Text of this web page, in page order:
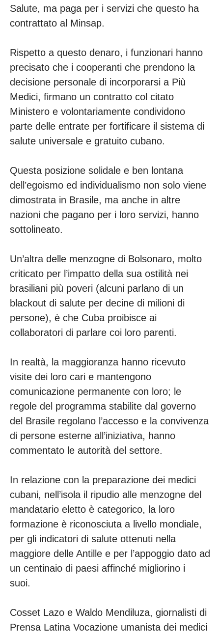
Salute, ma paga per i servizi che questo ha
contrattato al Minsap.
Rispetto a questo denaro, i funzionari hanno
precisato che i cooperanti che prendono la
decisione personale di incorporarsi a Più
Medici, firmano un contratto col citato
Ministero e volontariamente condividono
parte delle entrate per fortificare il sistema di
salute universale e gratuito cubano.
Questa posizione solidale e ben lontana
dell’egoismo ed individualismo non solo viene
dimostrata in Brasile, ma anche in altre
nazioni che pagano per i loro servizi, hanno
sottolineato.
Un’altra delle menzogne di Bolsonaro, molto
criticato per l’impatto della sua ostilità nei
brasiliani più poveri (alcuni parlano di un
blackout di salute per decine di milioni di
persone), è che Cuba proibisce ai
collaboratori di parlare coi loro parenti.
In realtà, la maggioranza hanno ricevuto
visite dei loro cari e mantengono
comunicazione permanente con loro; le
regole del programma stabilite dal governo
del Brasile regolano l’accesso e la convivenza
di persone esterne all’iniziativa, hanno
commentato le autorità del settore.
In relazione con la preparazione dei medici
cubani, nell’isola il ripudio alle menzogne del
mandatario eletto è categorico, la loro
formazione è riconosciuta a livello mondiale,
per gli indicatori di salute ottenuti nella
maggiore delle Antille e per l’appoggio dato ad
un centinaio di paesi affinché migliorino i
suoi.
Cosset Lazo e Waldo Mendiluza, giornalisti di
Prensa Latina Vocazione umanista dei medici